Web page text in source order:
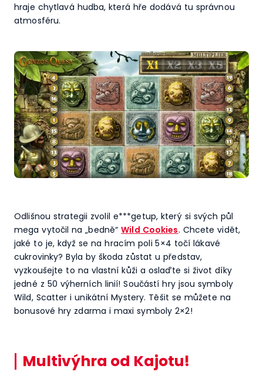
hraje chytlavá hudba, která hře dodává tu správnou
atmosféru.
Odlišnou strategii zvolil e***getup, který si svých půl
mega vytočil na „bedně“Wild Cookies. Chcete vidět,
jaké to je, když se na hracím poli 5×4 točí lákavé
cukrovinky? Byla by škoda zůstat u představ,
vyzkoušejte to na vlastní kůži a oslaďte si život díky
jedné z 50 výherních linií! Součástí hry jsou symboly
Wild, Scatter i unikátní Mystery. Těšit se můžete na
bonusové hry zdarma i maxi symboly 2×2!
Multivýhra od Kajotu!